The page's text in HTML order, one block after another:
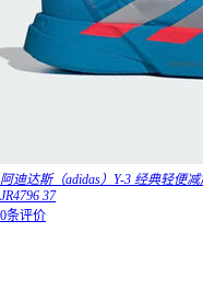
阿迪达斯（adidas）Y-3 经典轻便
JR4796 37
0条评价